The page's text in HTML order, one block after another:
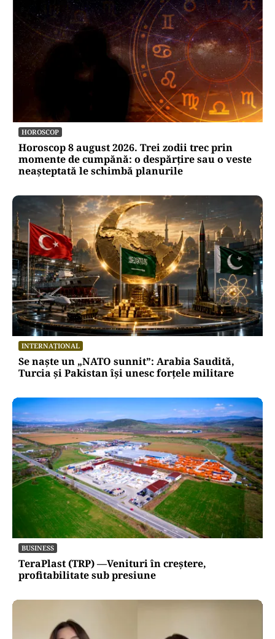
HOROSCOP
Horoscop 8 august 2026. Trei zodii trec prin
momente de cumpănă: o despărțire sau o veste
neașteptată le schimbă planurile
INTERNAȚIONAL
Se naște un „NATO sunnit”: Arabia Saudită,
Turcia și Pakistan își unesc forțele militare
BUSINESS
TeraPlast (TRP) —Venituri în creștere,
profitabilitate sub presiune